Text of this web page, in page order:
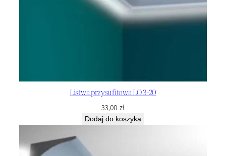
Listwa przysufitowa LO 3-20
33,00zł
Dodaj do koszyka